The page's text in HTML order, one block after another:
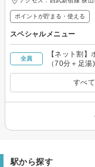
ポイントが貯まる・使える
スペシャルメニュー
全員
【ネット割
（70分＋足
すべ
駅から探す